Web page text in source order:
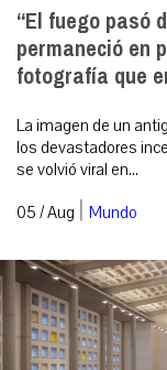
“El fuego pasó
permaneció en
fotografía que
La imagen de un
los devastadores
se volvió viral en...
05 / Aug | Mundo